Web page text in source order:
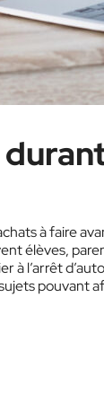
à faire
élèves,
à l’arrêt
pouvant